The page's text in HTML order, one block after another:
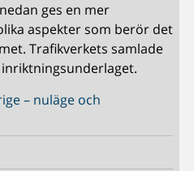
ges en mer
aspekter som berör det
Trafikverkets samlade
– nuläge och